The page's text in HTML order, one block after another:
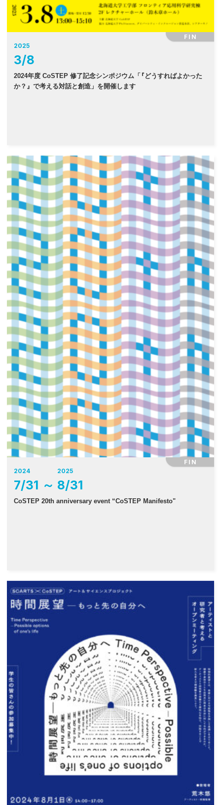
FIN
2025
3/8
2024年度 CoSTEP 修了記念シンポジウム 「『どうすればよかった
か？』で考える対話と創造」を開催します
FIN
2024
7/31 ～
2025
8/31
CoSTEP 20th anniversary event “CoSTEP Manifesto"